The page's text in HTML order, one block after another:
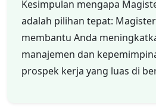
Kesimpulan mengapa
adalah pilihan tepat:
membantu Anda
manajemen dan
prospek kerja yang luas di